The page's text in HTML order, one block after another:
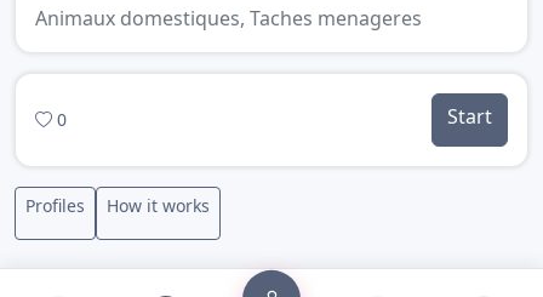
Animaux domestiques, Taches menageres
0 Start
Profiles How it works